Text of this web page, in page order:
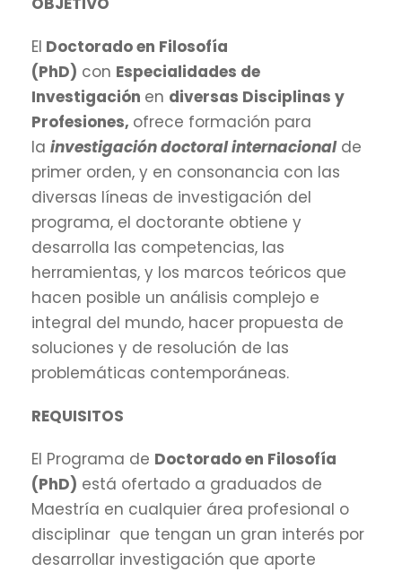
El Doctorado en Filosofía
(PhD) con Especialidades de
Investigación en diversas Disciplinas y
Profesiones, ofrece formación para
la investigación doctoral internacional de
primer orden, y en consonancia con las
diversas líneas de investigación del
programa, el doctorante obtiene y
desarrolla las competencias, las
herramientas, y los marcos teóricos que
hacen posible un análisis complejo e
integral del mundo, hacer propuesta de
soluciones y de resolución de las
problemáticas contemporáneas.
REQUISITOS
El Programa de Doctorado en Filosofía
(PhD) está ofertado a graduados de
Maestría en cualquier área profesional o
disciplinar que tengan un gran interés por
desarrollar investigación que aporte